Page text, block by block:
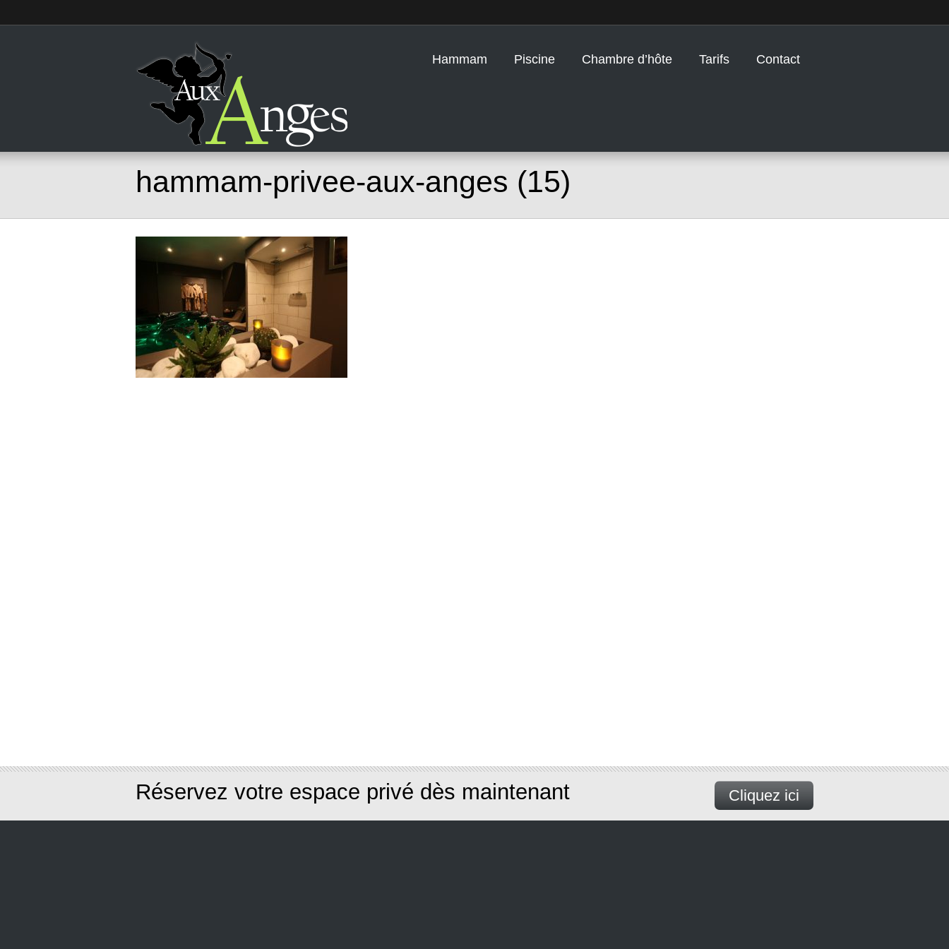
Hammam Piscine Chambre d’hôte Tarifs Contact
hammam-privee-aux-anges (15)
Réservez votre espace privé dès maintenant Cliquez ici